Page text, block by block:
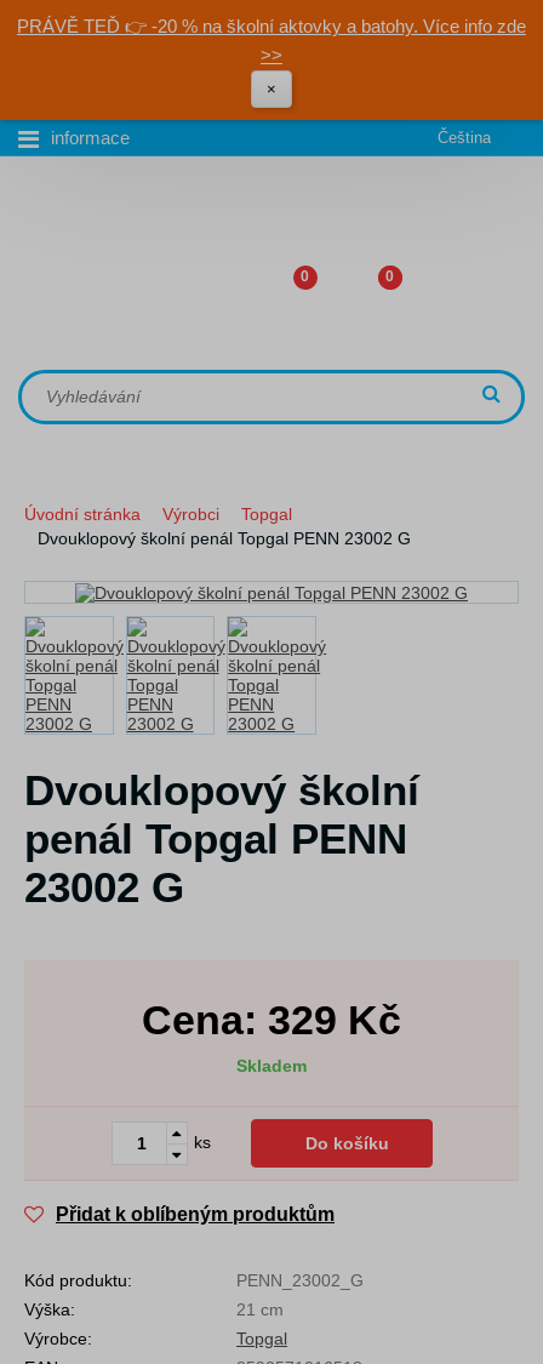
PRÁVĚ TEĎ 👉 -20 % na školní aktovky a batohy. Více info zde
>>
×
informace Čeština
0 0
Úvodní stránka Výrobci
Topgal
Dvouklopový školní penál Topgal PENN 23002 G
Dvouklopový školní
penál Topgal PENN
23002 G
Cena: 329 Kč
Skladem
ks Do košíku
Přidat k oblíbeným produktům
Kód produktu:
PENN_23002_G
Výška:
21 cm
Výrobce:
Topgal